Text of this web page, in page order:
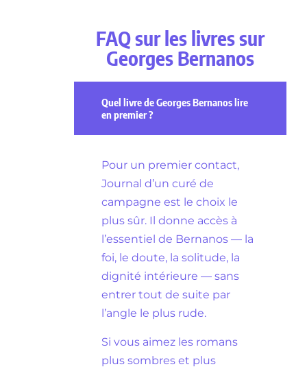
FAQ sur les livres sur
Georges Bernanos
Quel livre de Georges Bernanos lire
en premier ?
Pour un premier contact,
Journal d’un curé de
campagne est le choix le
plus sûr. Il donne accès à
l’essentiel de Bernanos — la
foi, le doute, la solitude, la
dignité intérieure — sans
entrer tout de suite par
l’angle le plus rude.
Si vous aimez les romans
plus sombres et plus